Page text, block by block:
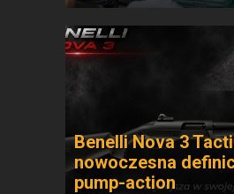
Benelli Nova 3
nowoczesna
pump-action